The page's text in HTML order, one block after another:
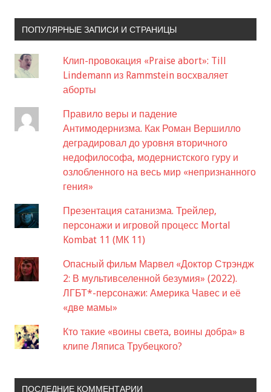
ПОПУЛЯРНЫЕ ЗАПИСИ И СТРАНИЦЫ
Клип-провокация «Praise abort»: Till
Lindemann из Rammstein восхваляет
аборты
Правило веры и падение
Антимодернизма. Как Роман Вершилло
деградировал до уровня вторичного
недофилософа, модернистского гуру и
озлобленного на весь мир «непризнанного
гения»
Презентация сатанизма. Трейлер,
персонажи и игровой процесс Mortal
Kombat 11 (МК 11)
Опасный фильм Марвел «Доктор Стрэндж
2: В мультивселенной безумия» (2022).
ЛГБТ*-персонажи: Америка Чавес и её
«две мамы»
Кто такие «воины света, воины добра» в
клипе Ляписа Трубецкого?
ПОСЛЕДНИЕ КОММЕНТАРИИ